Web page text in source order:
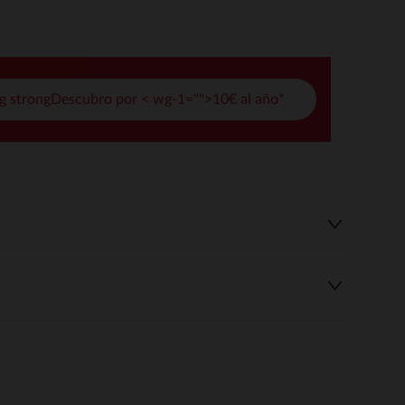
strongDescubro por < wg-1="">10€ al año*